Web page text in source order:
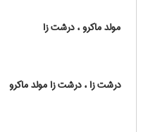
مولد ماکرو ، درشت زا
درشت زا ، درشت زا مولد ماکرو